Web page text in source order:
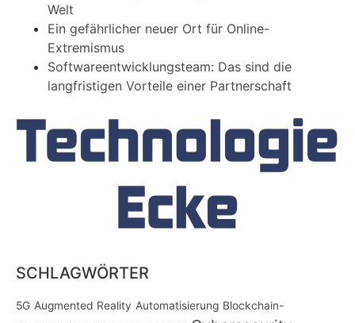
Welt
Ein gefährlicher neuer Ort für Online-
Extremismus
Softwareentwicklungsteam: Das sind die
langfristigen Vorteile einer Partnerschaft
SCHLAGWÖRTER
5G Augmented Reality Automatisierung Blockchain-